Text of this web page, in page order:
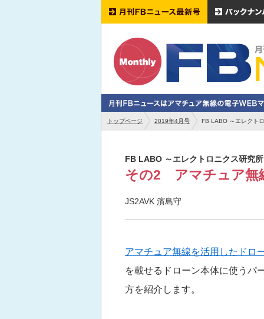
トップページ 2019年4月号 FB LABO ～エレクト
FB LABO ～エレクトロニクス研究
その2 アマチュア無
JS2AVK 濱島守
アマチュア無線を活用したド
を載せるドローン本体に使うパ
方を紹介します。